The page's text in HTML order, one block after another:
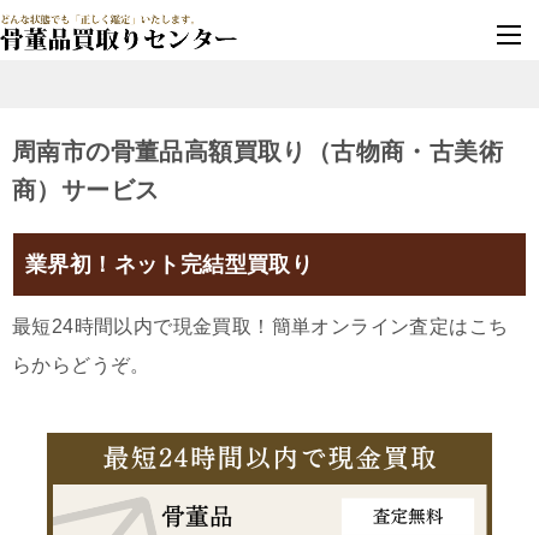
周南市の骨董品高額買取り（古物商・古美術
商）サービス
業界初！ネット完結型買取り
最短24時間以内で現金買取！簡単オンライン査定はこち
らからどうぞ。